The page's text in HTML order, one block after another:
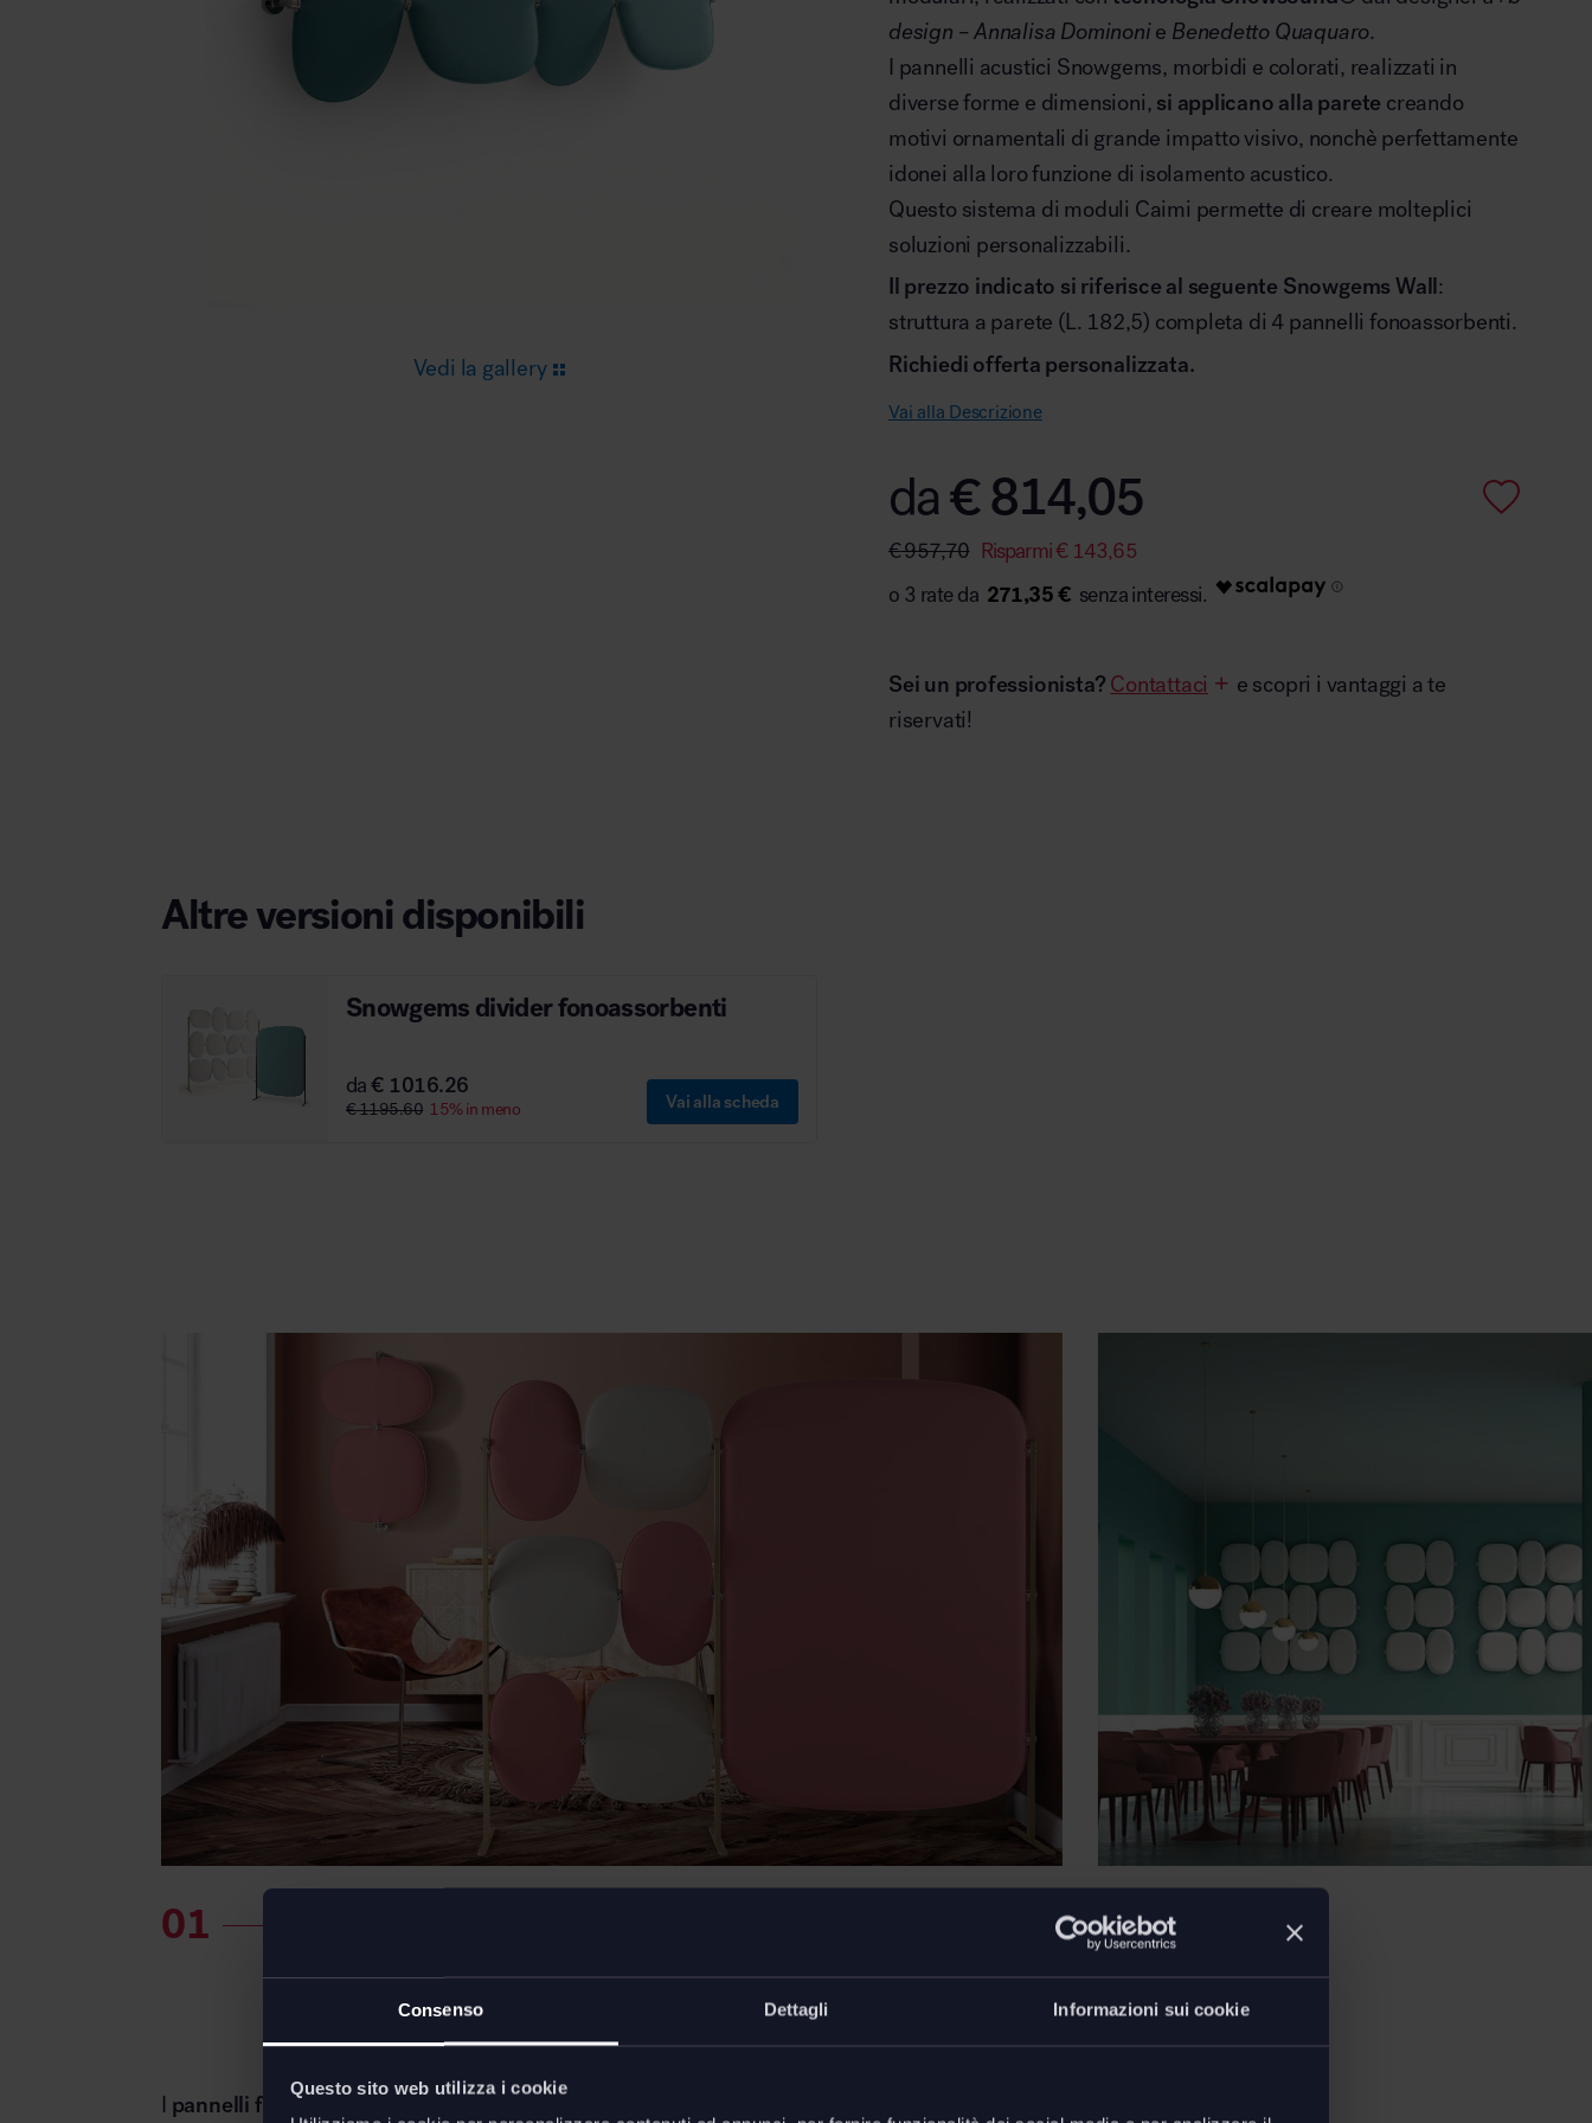
Consenso Dettagli Informazioni sui cookie
Questo sito web utilizza i cookie
Area riunione e convegni Arredo area reception
Vedi la gallery
design –Annalisa Dominonie Benedetto Quaquaro.
I pannelli acustici Snowgems, morbidi e colorati, realizzati in
diverse forme e dimensioni, si applicano alla parete creando
motivi ornamentali di grande impatto visivo, nonchè perfettamente
idonei alla loro funzione di isolamento acustico.
Questo sistema di moduli Caimi permette di creare molteplici
soluzioni personalizzabili.
Il prezzo indicato si riferisce al seguente Snowgems Wall:
struttura a parete (L. 182,5) completa di 4 pannelli fonoassorbenti.
Richiedi offerta personalizzata.
Vai alla Descrizione
da€814,05
€957,70 Risparmi€ 143,65
271,35 €
Sei un professionista? Contattaci
e scopri i vantaggi a te
riservati!
Altre versioni disponibili
Snowgems divider fonoassorbenti
da€ 1016.26
€ 1195.60 15% in meno Vai alla scheda
I pannelli fonoassorbenti modulari Snowgems Wall